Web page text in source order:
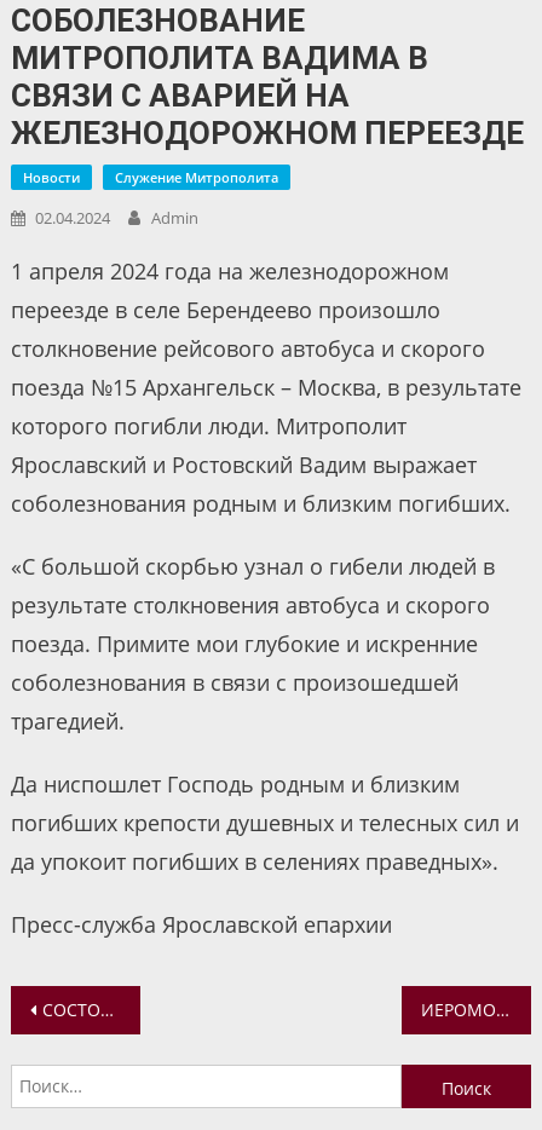
СОБОЛЕЗНОВАНИЕ
МИТРОПОЛИТА ВАДИМА В
СВЯЗИ С АВАРИЕЙ НА
ЖЕЛЕЗНОДОРОЖНОМ ПЕРЕЕЗДЕ
Новости Служение Митрополита
02.04.2024 Admin
1 апреля 2024 года на железнодорожном
переезде в селе Берендеево произошло
столкновение рейсового автобуса и скорого
поезда №15 Архангельск – Москва, в результате
которого погибли люди. Митрополит
Ярославский и Ростовский Вадим выражает
соболезнования родным и близким погибших.
«С большой скорбью узнал о гибели людей в
результате столкновения автобуса и скорого
поезда. Примите мои глубокие и искренние
соболезнования в связи с произошедшей
трагедией.
Да ниспошлет Господь родным и близким
погибших крепости душевных и телесных сил и
да упокоит погибших в селениях праведных».
Пресс-служба Ярославской епархии
Навигация
по
записям
СОСТОЯЛОСЬ ОБЩЕЕ СОБРАНИЕ НАУЧНО-ОБРАЗОВАТЕЛЬНОЙ ТЕОЛОГИЧЕСКОЙ АССОЦИАЦИИ ИЕРОМОНАХ АГАФАНГЕЛ (ШКУРАНКОВ) ПРИНЯЛ УЧАСТИЕ В ПЕРВОМ ЗАСЕДАНИИ ОБЩЕСТВЕННОГО СОВЕТА ПРИ МИНИСТЕРСТВЕ ЗДРАВООХРАНЕНИЯ ЯРОСЛАВСКОЙ ОБЛАСТИ
Найти: